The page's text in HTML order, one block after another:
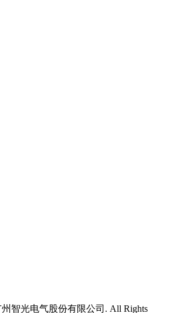
智光电气股份有限公司. All Rights